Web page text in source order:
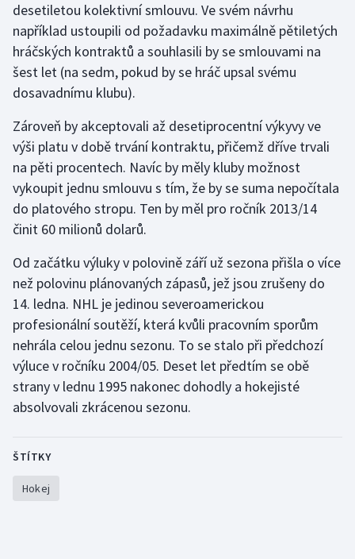
Lyže a snowboard
Moderní pětiboj
Motorsport
Olympijské hry
Parasport
Plavání
Ragby
Rychlobruslení
Rychlostní kanoistika
Short track
desetiletou kolektivní smlouvu. Ve svém návrhu
například ustoupili od požadavku maximálně pětiletých
hráčských kontraktů a souhlasili by se smlouvami na
šest let (na sedm, pokud by se hráč upsal svému
dosavadnímu klubu).
Zároveň by akceptovali až desetiprocentní výkyvy ve
výši platu v době trvání kontraktu, přičemž dříve trvali
na pěti procentech. Navíc by měly kluby možnost
vykoupit jednu smlouvu s tím, že by se suma nepočítala
do platového stropu. Ten by měl pro ročník 2013/14
činit 60 milionů dolarů.
Od začátku výluky v polovině září už sezona přišla o více
než polovinu plánovaných zápasů, jež jsou zrušeny do
14. ledna. NHL je jedinou severoamerickou
profesionální soutěží, která kvůli pracovním sporům
nehrála celou jednu sezonu. To se stalo při předchozí
výluce v ročníku 2004/05. Deset let předtím se obě
strany v lednu 1995 nakonec dohodly a hokejisté
absolvovali zkrácenou sezonu.
ŠTÍTKY
Hokej